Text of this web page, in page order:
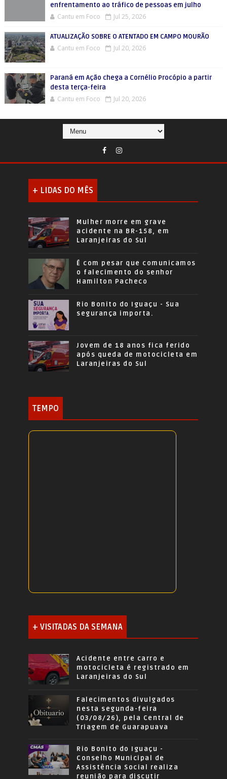
enfrentamento ao tráfico de pessoas em julho
Cantu em Foco Jul 25, 2026
ATUALIZAÇÃO SOBRE O ATENTADO EM CAMPO MOURÃO
Cantu em Foco Jul 20, 2026
Paraná em Ação chega a Cornélio Procópio a partir
desta terça-feira
Cantu em Foco Jul 20, 2026
+ LIDAS DO MÊS
Mulher morre em grave
acidente na BR-158, em
Laranjeiras do Sul
É com pesar que comunicamos
o falecimento do senhor
Hamilton Pacheco
Rio Bonito do Iguaçu - Sua
segurança importa.
Jovem de 18 anos fica ferido
após queda de motocicleta em
Laranjeiras do Sul
TEMPO
+ VISITADAS DA SEMANA
Acidente entre carro e
motocicleta é registrado em
Laranjeiras do Sul
Falecimentos divulgados
nesta segunda-feira
(03/08/26), pela Central de
Triagem de Guarapuava
Rio Bonito do Iguaçu -
Conselho Municipal de
Assistência Social realiza
reunião para discutir